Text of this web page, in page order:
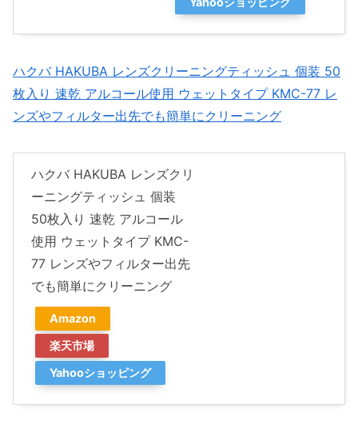
ハクバ HAKUBA レンズクリーニングティッシュ 個装 50
枚入り 速乾 アルコール使用 ウェットタイプ KMC-77 レ
ンズやフィルター出先でも簡単にクリーニング
ハクバ HAKUBA レンズクリ
ーニングティッシュ 個装
50枚入り 速乾 アルコール
使用 ウェットタイプ KMC-
77 レンズやフィルター出先
でも簡単にクリーニング
Amazon
楽天市場
Yahooショッピング